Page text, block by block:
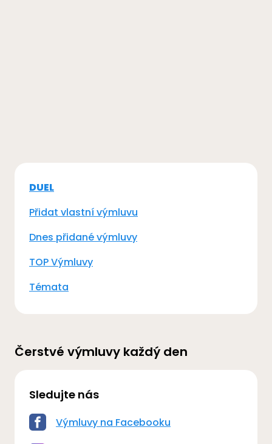
DUEL
Přidat vlastní výmluvu
Dnes přidané výmluvy
TOP Výmluvy
Témata
Čerstvé výmluvy každý den
Sledujte nás
Výmluvy na Facebooku